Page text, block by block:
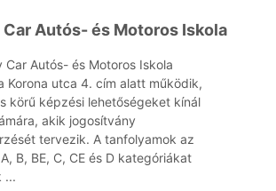
Autós- és Motoros Iskola
Car Autós- és Motoros Iskola
Korona utca 4. cím alatt működik,
körű képzési lehetőségeket kínál
akik jogosítvány
tervezik. A tanfolyamok az
B, BE, C, CE és D kategóriákat
...